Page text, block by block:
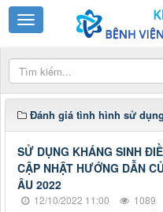
Đánh giá tình hình sử
SỬ DỤNG KHÁNG SINH
CẬP NHẬT HƯỚNG DẪN
ÂU 2022
12/10/2022 11:00 1089